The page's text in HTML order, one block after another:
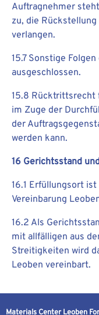
Auftragnehmer
zu, die
verlangen.
15.7 Sonstige
ausgeschlossen.
15.8 Rücktrittsrecht
im Zuge der
der
werden kann.
16 Gerichtsstand
16.1 Erfüllungsort
Vereinbarung
16.2 Als
mit allfälligen aus
Streitigkeiten wird
Leoben vereinbart.
Materials Center Leoben